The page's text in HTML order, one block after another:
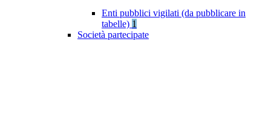
Enti pubblici vigilati (da pubblicare in
tabelle) 1
Società partecipate